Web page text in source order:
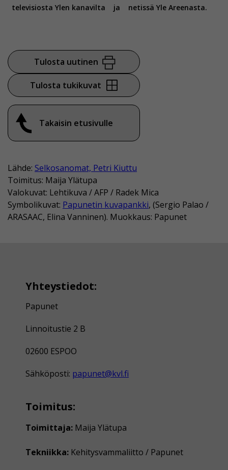
televisiosta Ylen kanavilta ja netissä Yle Areenasta.
Tulosta uutinen
Tulosta tukikuvat
Takaisin etusivulle
Lähde: Selkosanomat, Petri Kiuttu
Toimitus: Maija Ylätupa
Valokuvat: Lehtikuva / AFP / Radek Mica
Symbolikuvat: Papunetin kuvapankki, (Sergio Palao /
ARASAAC, Elina Vanninen). Muokkaus: Papunet
Yhteystiedot:
Papunet
Linnoitustie 2 B
02600 ESPOO
Sähköposti: papunet@kvl.fi
Toimitus:
Toimittaja: Maija Ylätupa
Tekniikka: Kehitysvammaliitto / Papunet